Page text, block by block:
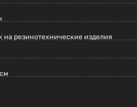
на резинотехнические изделия